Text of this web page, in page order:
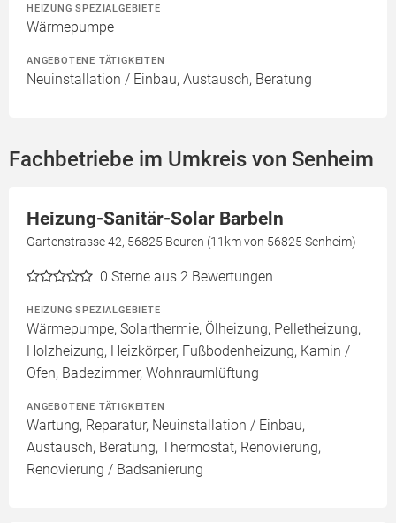
HEIZUNG SPEZIALGEBIETE
Wärmepumpe
ANGEBOTENE TÄTIGKEITEN
Neuinstallation / Einbau, Austausch, Beratung
Fachbetriebe im Umkreis von Senheim
Heizung-Sanitär-Solar Barbeln
Gartenstrasse 42, 56825 Beuren (11km von 56825 Senheim)
0 Sterne aus 2 Bewertungen
HEIZUNG SPEZIALGEBIETE
Wärmepumpe, Solarthermie, Ölheizung, Pelletheizung,
Holzheizung, Heizkörper, Fußbodenheizung, Kamin /
Ofen, Badezimmer, Wohnraumlüftung
ANGEBOTENE TÄTIGKEITEN
Wartung, Reparatur, Neuinstallation / Einbau,
Austausch, Beratung, Thermostat, Renovierung,
Renovierung / Badsanierung